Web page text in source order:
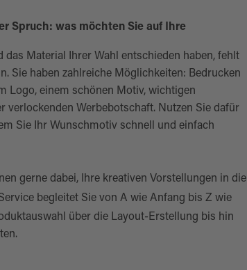
Spruch: was möchten Sie auf Ihre
das Material Ihrer Wahl entschieden haben, fehlt
Sie haben zahlreiche Möglichkeiten: Bedrucken
Logo, einem schönen Motiv, wichtigen
verlockenden Werbebotschaft. Nutzen Sie dafür
Sie Ihr Wunschmotiv schnell und einfach
gerne dabei, Ihre kreativen Vorstellungen in die
begleitet Sie von A wie Anfang bis Z wie
über die Layout-Erstellung bis hin